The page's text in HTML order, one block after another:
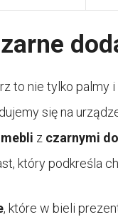
to nie tylko
się na
mebli z czarnymi
który podkreśla
, które w bieli